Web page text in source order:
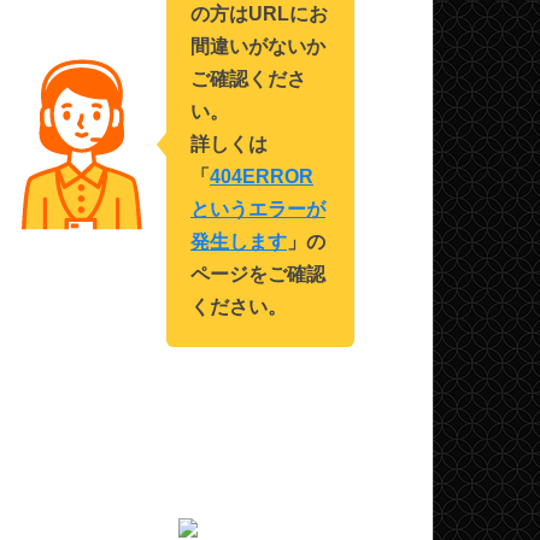
の方はURLにお
間違いがないか
ご確認くださ
い。
詳しくは
「 404ERROR
というエラーが
発生します 」の
ページをご確認
ください。